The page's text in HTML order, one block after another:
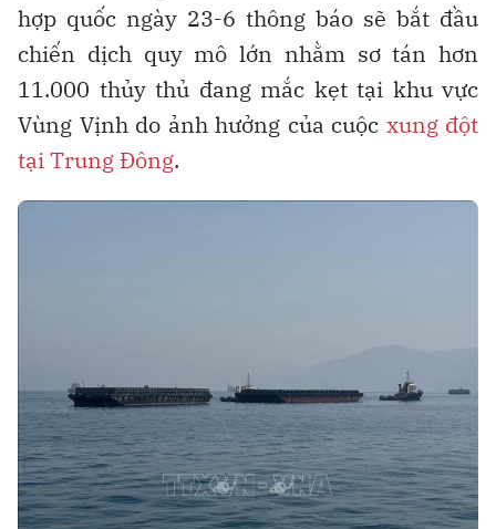
hợp quốc ngày 23-6 thông báo sẽ bắt đầu
chiến dịch quy mô lớn nhằm sơ tán hơn
11.000 thủy thủ đang mắc kẹt tại khu vực
Vùng Vịnh do ảnh hưởng của cuộc xung đột
tại Trung Đông.